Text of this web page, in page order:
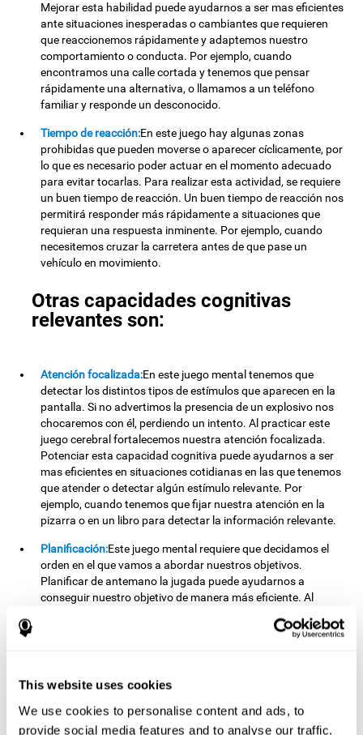
This website uses cookies
We use cookies to personalise content and ads, to
provide social media features and to analyse our traffic.
Mejorar esta habilidad puede ayudarnos a ser mas eficientes
ante situaciones inesperadas o cambiantes que requieren
que reaccionemos rápidamente y adaptemos nuestro
comportamiento o conducta. Por ejemplo, cuando
encontramos una calle cortada y tenemos que pensar
rápidamente una alternativa, o llamamos a un teléfono
familiar y responde un desconocido.
Tiempo de reacción:En este juego hay algunas zonas
prohibidas que pueden moverse o aparecer cíclicamente, por
lo que es necesario poder actuar en el momento adecuado
para evitar tocarlas. Para realizar esta actividad, se requiere
un buen tiempo de reacción. Un buen tiempo de reacción nos
permitirá responder más rápidamente a situaciones que
requieran una respuesta inminente. Por ejemplo, cuando
necesitemos cruzar la carretera antes de que pase un
vehículo en movimiento.
Otras capacidades cognitivas
relevantes son:
Atención focalizada:En este juego mental tenemos que
detectar los distintos tipos de estímulos que aparecen en la
pantalla. Si no advertimos la presencia de un explosivo nos
chocaremos con él, perdiendo un intento. Al practicar este
juego cerebral fortalecemos nuestra atención focalizada.
Potenciar esta capacidad cognitiva puede ayudarnos a ser
mas eficientes en situaciones cotidianas en las que tenemos
que atender o detectar algún estímulo relevante. Por
ejemplo, cuando tenemos que fijar nuestra atención en la
pizarra o en un libro para detectar la información relevante.
Planificación:Este juego mental requiere que decidamos el
orden en el que vamos a abordar nuestros objetivos.
Planificar de antemano la jugada puede ayudarnos a
conseguir nuestro objetivo de manera más eficiente. Al
de planificación. Mejorar esta habilidad cognitiva nos ayuda
objetivo, elegir la mejor ruta para llegar a un restaurante, o
juego de mesa.